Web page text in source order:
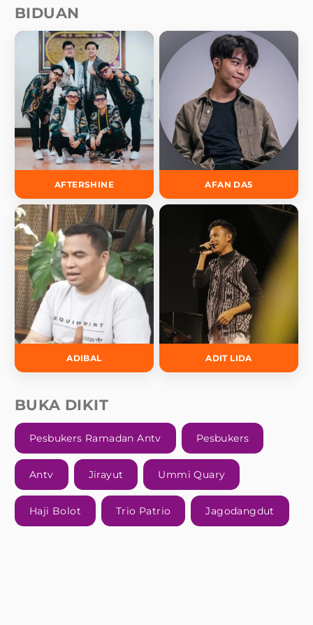
BIDUAN
AFTERSHINE AFAN DA5
ADIBAL ADIT LIDA
BUKA DIKIT
Pesbukers Ramadan Antv Pesbukers
Antv Jirayut Ummi Quary
Haji Bolot Trio Patrio Jagodangdut